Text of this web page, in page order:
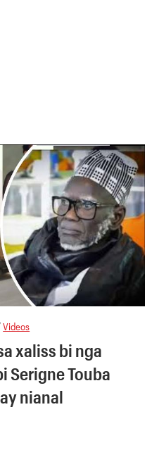
Videos
xaliss bi nga
Serigne Touba
nianal